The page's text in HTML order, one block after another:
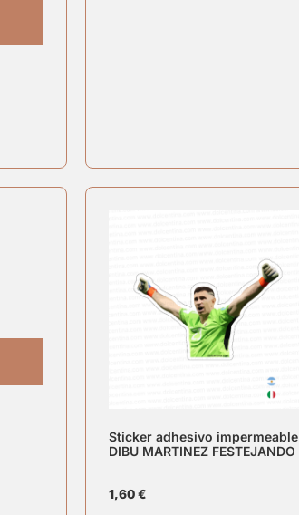
Sticker adhesivo impermeable
DIBU MARTINEZ FESTEJANDO
1,60€